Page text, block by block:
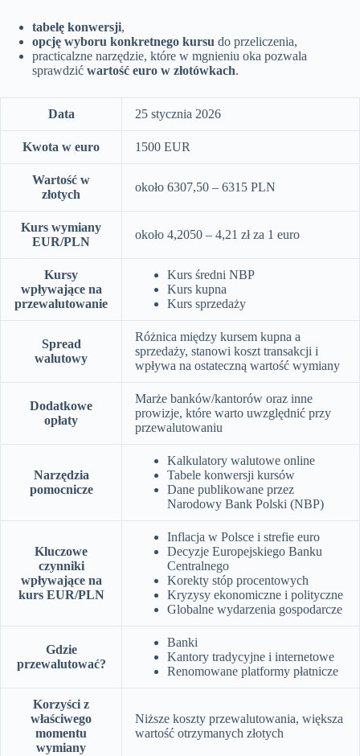
tabelę konwersji,
opcję wyboru konkretnego kursu do przeliczenia,
practicalzne narzędzie, które w mgnieniu oka pozwala
sprawdzić wartość euro w złotówkach.
Data 25 stycznia 2026
Kwota w euro 1500 EUR
Wartość w
złotych
około 6307,50 – 6315 PLN
Kurs wymiany
EUR/PLN
około 4,2050 – 4,21 zł za 1 euro
Kursy
wpływające na
przewalutowanie
Kurs średni NBP
Kurs kupna
Kurs sprzedaży
Spread
walutowy
Różnica między kursem kupna a
sprzedaży, stanowi koszt transakcji i
wpływa na ostateczną wartość wymiany
Dodatkowe
opłaty
Marże banków/kantorów oraz inne
prowizje, które warto uwzględnić przy
przewalutowaniu
Narzędzia
pomocnicze
Kalkulatory walutowe online
Tabele konwersji kursów
Dane publikowane przez
Narodowy Bank Polski (NBP)
Kluczowe
czynniki
wpływające na
kurs EUR/PLN
Inflacja w Polsce i strefie euro
Decyzje Europejskiego Banku
Centralnego
Korekty stóp procentowych
Kryzysy ekonomiczne i polityczne
Globalne wydarzenia gospodarcze
Gdzie
przewalutować?
Banki
Kantory tradycyjne i internetowe
Renomowane platformy płatnicze
Korzyści z
właściwego
momentu
wymiany
Niższe koszty przewalutowania, większa
wartość otrzymanych złotych